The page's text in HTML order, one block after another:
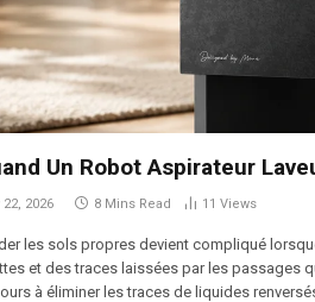
Un Robot Aspirateur
2026 8 Mins Read 11 Views
les sols propres devient compliqué
et des traces laissées par les passages
à éliminer les traces de liquides